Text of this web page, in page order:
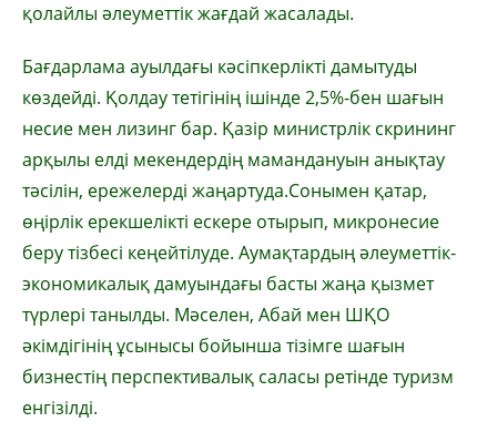
қолайлы әлеуметтік жағдай жасалады.
Бағдарлама ауылдағы кәсіпкерлікті дамытуды
көздейді. Қолдау тетігінің ішінде 2,5%-бен шағын
несие мен лизинг бар. Қазір министрлік скрининг
арқылы елді мекендердің мамандануын анықтау
тәсілін, ережелерді жаңартуда.Сонымен қатар,
өңірлік ерекшелікті ескере отырып, микронесие
беру тізбесі кеңейтілуде. Аумақтардың әлеуметтік-
экономикалық дамуындағы басты жаңа қызмет
түрлері танылды. Мәселен, Абай мен ШҚО
әкімдігінің ұсынысы бойынша тізімге шағын
бизнестің перспективалық саласы ретінде туризм
енгізілді.